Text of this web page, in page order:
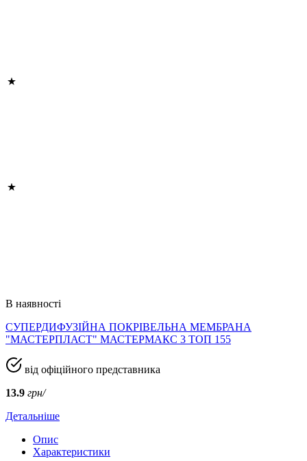
В наявності
СУПЕРДИФУЗІЙНА ПОКРІВЕЛЬНА МЕМБРАНА
"МАСТЕРПЛАСТ" МАСТЕРМАКС 3 ТОП 155
від офіційного представника
13.9 грн/
Детальніше
Опис
Характеристики